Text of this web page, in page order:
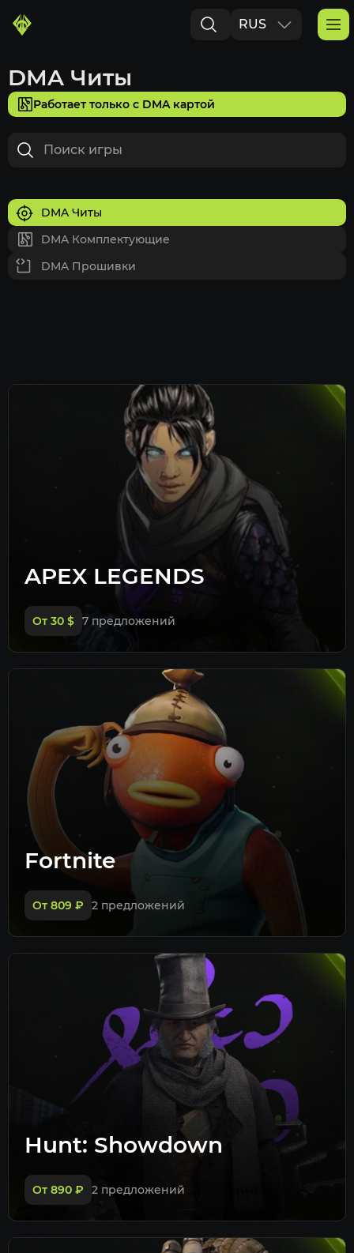
RUS
DMA Читы
Работает только с DMA картой
DMA Читы
DMA Комплектующие
DMA Прошивки
APEX LEGENDS
От 30 $ 7 предложений
Fortnite
От 809 ₽ 2 предложений
Hunt: Showdown
От 890 ₽ 2 предложений